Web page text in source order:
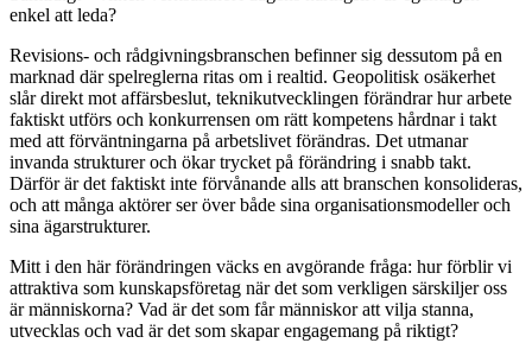
enkel att leda?
Revisions- och rådgivningsbranschen befinner sig dessutom på en
marknad där spelreglerna ritas om i realtid. Geopolitisk osäkerhet
slår direkt mot affärsbeslut, teknikutvecklingen förändrar hur arbete
faktiskt utförs och konkurrensen om rätt kompetens hårdnar i takt
med att förväntningarna på arbetslivet förändras. Det utmanar
invanda strukturer och ökar trycket på förändring i snabb takt.
Därför är det faktiskt inte förvånande alls att branschen konsolideras,
och att många aktörer ser över både sina organisationsmodeller och
sina ägarstrukturer.
Mitt i den här förändringen väcks en avgörande fråga: hur förblir vi
attraktiva som kunskapsföretag när det som verkligen särskiljer oss
är människorna? Vad är det som får människor att vilja stanna,
utvecklas och vad är det som skapar engagemang på riktigt?